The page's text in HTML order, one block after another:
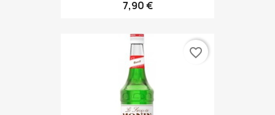
7,90 €
favorite_border